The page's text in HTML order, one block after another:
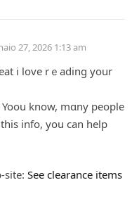
27, 2026 1:13 am
i love rｅading your
know, mɑny people
info, you can help
site: See clearance items